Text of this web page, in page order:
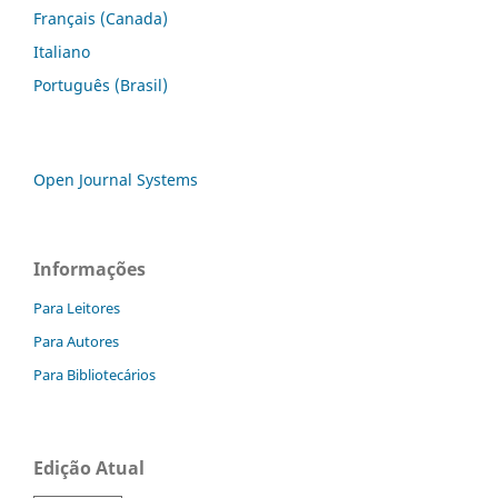
Français (Canada)
Italiano
Português (Brasil)
Open Journal Systems
Informações
Para Leitores
Para Autores
Para Bibliotecários
Edição Atual